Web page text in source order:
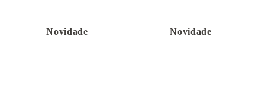
Novidade Novidade